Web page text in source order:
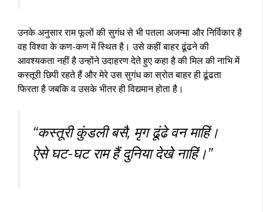
उनके अनुसार राम फूलों की सुगंध से भी पतला अजन्मा और निर्विकार है
वह विश्वा के कण-कण में स्थित है। उसे कहीं बाहर ढूंढने की
आवश्यकता नहीं है उन्होंने उदाहरण देते हुए कहा है की मिल की नाभि में
कस्तूरी छिपी रहते हैं और मेरे उस सुगंध का स्रोत बाहर ही ढूंढता
फिरता है जबकि व उसके भीतर ही विद्यमान होता है।
“कस्तूरी कुंडली बसै, मृग ढूंढे वन माहिं।
ऐसे घट-घट राम हैं दुनिया देखे नाहिं।”